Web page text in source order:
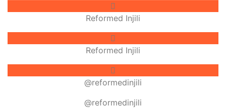
Reformed Injili
Reformed Injili
@reformedinjili
@reformedinjili